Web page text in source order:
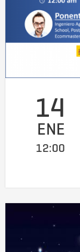
14
ENE
12:00